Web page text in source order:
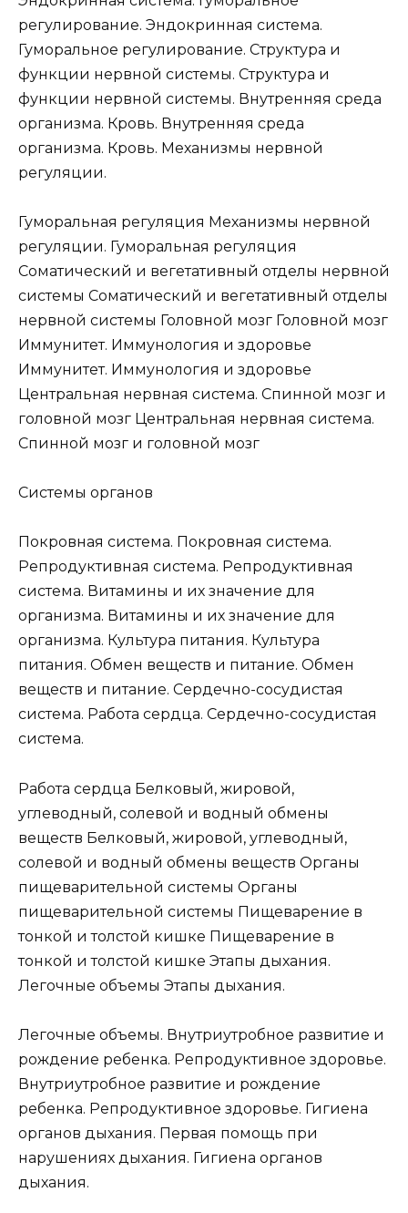
регулирование. Эндокринная система.
Гуморальное регулирование. Структура и
функции нервной системы. Структура и
функции нервной системы. Внутренняя среда
организма. Кровь. Внутренняя среда
организма. Кровь. Механизмы нервной
регуляции.
Гуморальная регуляция Механизмы нервной
регуляции. Гуморальная регуляция
Соматический и вегетативный отделы нервной
системы Соматический и вегетативный отделы
нервной системы Головной мозг Головной мозг
Иммунитет. Иммунология и здоровье
Иммунитет. Иммунология и здоровье
Центральная нервная система. Спинной мозг и
головной мозг Центральная нервная система.
Спинной мозг и головной мозг
Системы органов
Покровная система. Покровная система.
Репродуктивная система. Репродуктивная
система. Витамины и их значение для
организма. Витамины и их значение для
организма. Культура питания. Культура
питания. Обмен веществ и питание. Обмен
веществ и питание. Сердечно-сосудистая
система. Работа сердца. Сердечно-сосудистая
система.
Работа сердца Белковый, жировой,
углеводный, солевой и водный обмены
веществ Белковый, жировой, углеводный,
солевой и водный обмены веществ Органы
пищеварительной системы Органы
пищеварительной системы Пищеварение в
тонкой и толстой кишке Пищеварение в
тонкой и толстой кишке Этапы дыхания.
Легочные объемы Этапы дыхания.
Легочные объемы. Внутриутробное развитие и
рождение ребенка. Репродуктивное здоровье.
Внутриутробное развитие и рождение
ребенка. Репродуктивное здоровье. Гигиена
органов дыхания. Первая помощь при
нарушениях дыхания. Гигиена органов
дыхания.